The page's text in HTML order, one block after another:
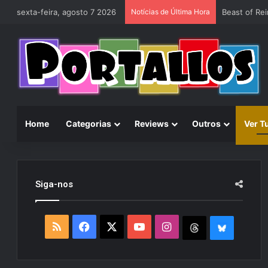
sexta-feira, agosto 7 2026 Notícias de Última Hora Analise |
Home Categorias Reviews Outros Ver
Siga-nos
R
F
Y
I